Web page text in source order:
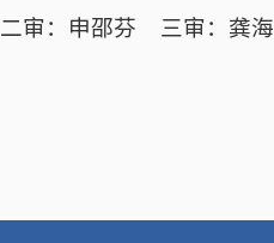
二审：申邵芬 三审：龚海